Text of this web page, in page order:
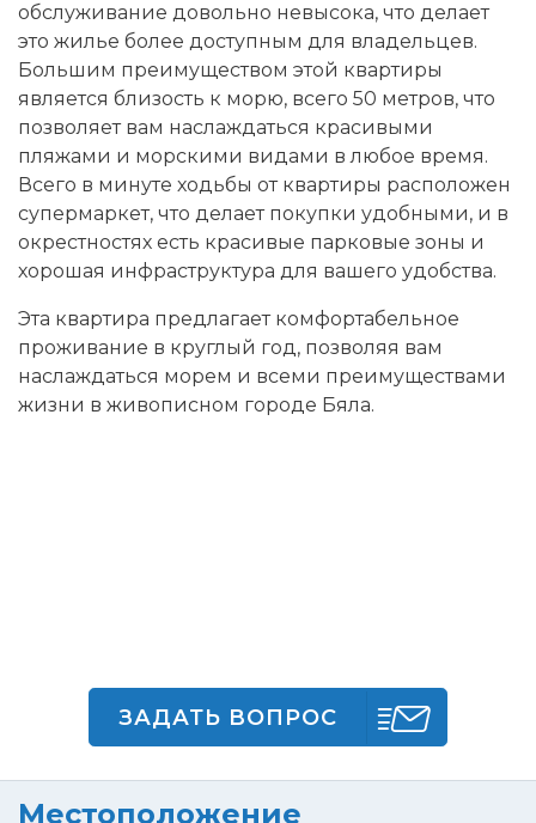
обслуживание довольно невысока, что делает
это жилье более доступным для владельцев.
Большим преимуществом этой квартиры
является близость к морю, всего 50 метров, что
позволяет вам наслаждаться красивыми
пляжами и морскими видами в любое время.
Всего в минуте ходьбы от квартиры расположен
супермаркет, что делает покупки удобными, и в
окрестностях есть красивые парковые зоны и
хорошая инфраструктура для вашего удобства.
Эта квартира предлагает комфортабельное
проживание в круглый год, позволяя вам
наслаждаться морем и всеми преимуществами
жизни в живописном городе Бяла.
ЗАДАТЬ ВОПРОС
Местоположение